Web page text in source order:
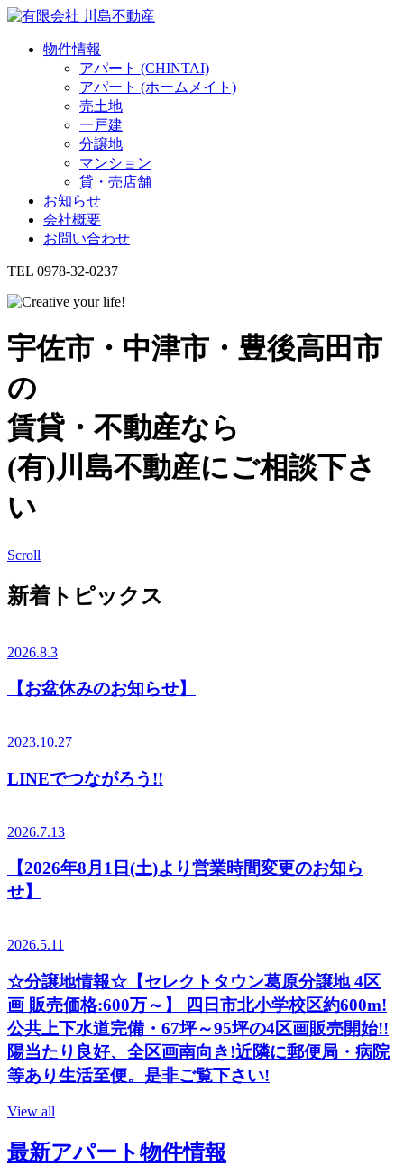
物件情報
アパート (CHINTAI)
アパート (ホームメイト)
売土地
一戸建
分譲地
マンション
貸・売店舗
お知らせ
会社概要
お問い合わせ
TEL 0978-32-0237
宇佐市・中津市・豊後高田市
の
賃貸・不動産なら
(有)川島不動産にご相談下さ
い
Scroll
新着トピックス
2026.8.3
【お盆休みのお知らせ】
2023.10.27
LINEでつながろう!!
2026.7.13
【2026年8月1日(土)より営業時間変更のお知ら
せ】
2026.5.11
☆分譲地情報☆【セレクトタウン葛原分譲地 4区
画 販売価格:600万～】 四日市北小学校区約600m!
公共上下水道完備・67坪～95坪の4区画販売開始!!
陽当たり良好、全区画南向き!近隣に郵便局・病院
等あり生活至便。是非ご覧下さい!
View all
最新アパート物件情報